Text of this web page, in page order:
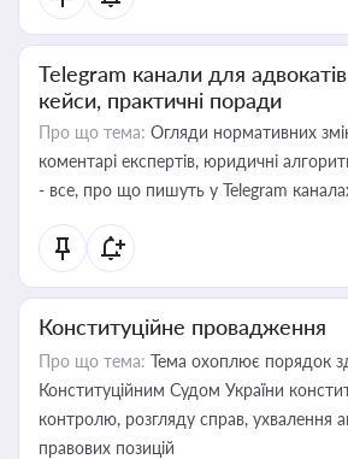
Telegram канали для
кейси, практичні поради
Про що тема: Огляди нормативних
коментарі експертів, юридичні
- все, про що пишуть у Telegram
Конституційне провадження
Про що тема: Тема охоплює порядок
Конституційним Судом України
контролю, розгляду справ, ухвалення
правових позицій